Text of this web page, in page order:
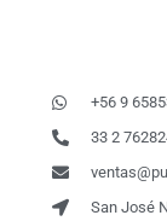
+56 9
33 2
San José